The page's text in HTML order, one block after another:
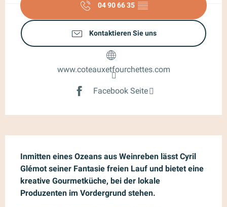
04 90 66 35 ▒▒
Kontaktieren Sie uns
www.coteauxetfourchettes.com
Facebook Seite
Inmitten eines Ozeans aus Weinreben lässt Cyril
Glémot seiner Fantasie freien Lauf und bietet eine
kreative Gourmetküche, bei der lokale
Produzenten im Vordergrund stehen.